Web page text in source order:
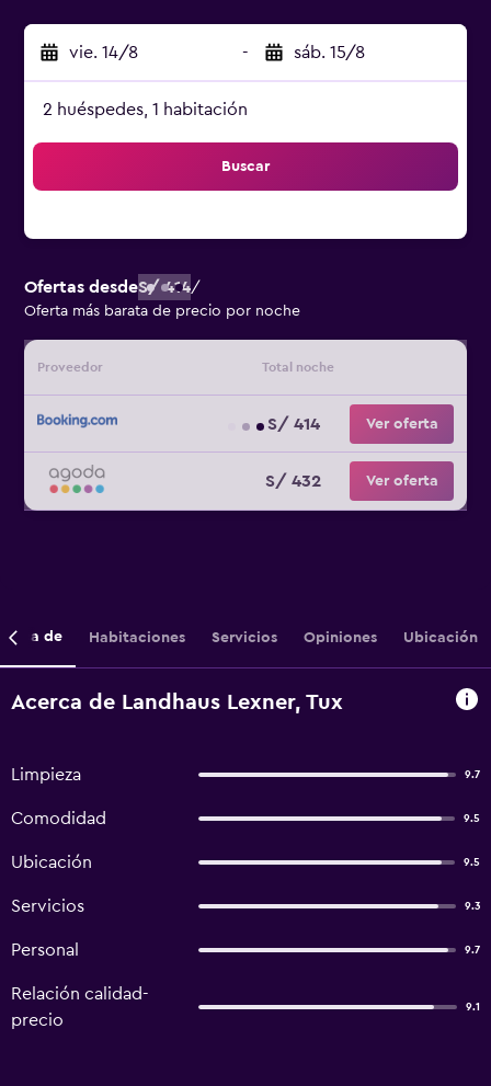
vie. 14/8 - sáb. 15/8
2 huéspedes, 1 habitación
Buscar
Ofertas desdeS/ 414/
Oferta más barata de precio por noche
Proveedor Total noche
S/ 414 Ver oferta
S/ 432 Ver oferta
de Habitaciones Servicios Opiniones Ubicación
Acerca de Landhaus Lexner, Tux
Limpieza 9.7
Comodidad 9.5
Ubicación 9.5
Servicios 9.3
Personal 9.7
Relación calidad-
precio
9.1